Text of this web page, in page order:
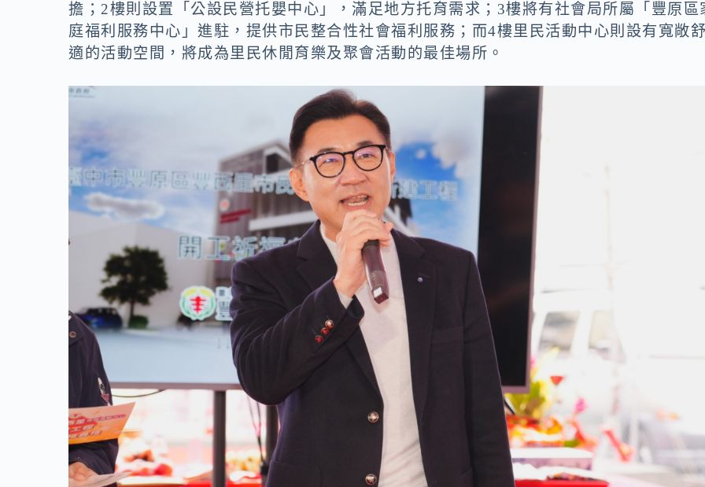
擔；2樓則設置「公設民營托嬰中心」，滿足地方托育需求；3樓將有社會局所屬「豐原區
庭福利服務中心」進駐，提供市民整合性社會福利服務；而4樓里民活動中心則設有寬敞
適的活動空間，將成為里民休閒育樂及聚會活動的最佳場所。